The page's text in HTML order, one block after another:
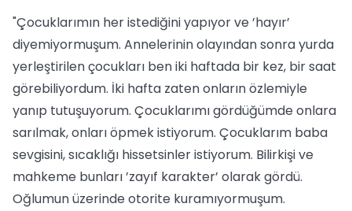
"Çocuklarımın her istediğini yapıyor ve ’hayır’
diyemiyormuşum. Annelerinin olayından sonra yurda
yerleştirilen çocukları ben iki haftada bir kez, bir saat
görebiliyordum. İki hafta zaten onların özlemiyle
yanıp tutuşuyorum. Çocuklarımı gördüğümde onlara
sarılmak, onları öpmek istiyorum. Çocuklarım baba
sevgisini, sıcaklığı hissetsinler istiyorum. Bilirkişi ve
mahkeme bunları ’zayıf karakter’ olarak gördü.
Oğlumun üzerinde otorite kuramıyormuşum.